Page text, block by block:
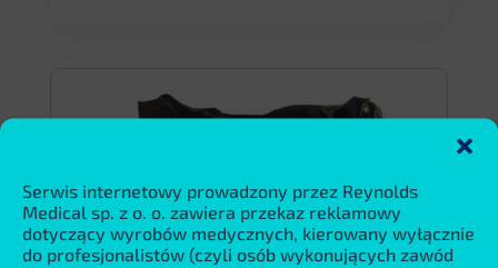
Serwis internetowy prowadzony przez Reynolds
Medical sp. z o. o. zawiera przekaz reklamowy
dotyczący wyrobów medycznych, kierowany wyłącznie
do profesjonalistów (czyli osób wykonujących zawód